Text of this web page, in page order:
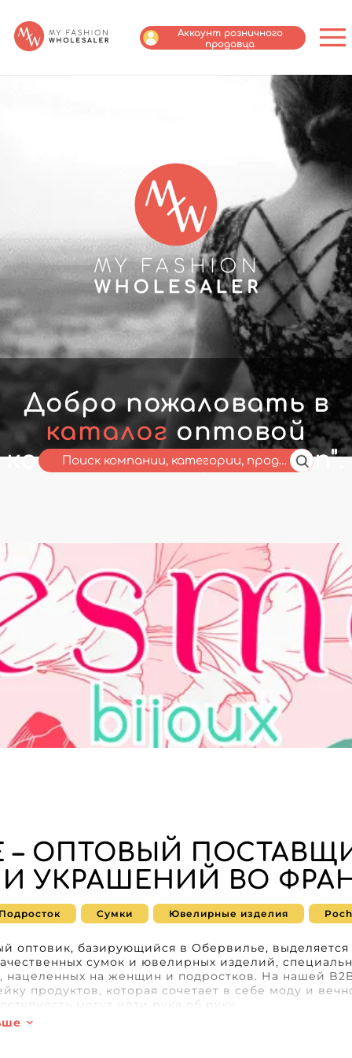
Аккаунт розничного
продавца
Добро пожаловать в
каталог оптовой
компании " My Fashion".
– ОПТОВЫЙ
УКРАШЕНИЙ ВО
Сумки Ювелирные изделия
оптовик, базирующийся в Обервилье,
сумок и ювелирных изделий,
нацеленных на женщин и подростков. На нашей
продуктов, которая сочетает в себе моду и
могут идти рука об руку.
ритейлеров, aesmée стремится